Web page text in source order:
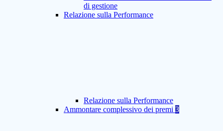
di gestione
Relazione sulla Performance
Relazione sulla Performance
Ammontare complessivo dei premi 3